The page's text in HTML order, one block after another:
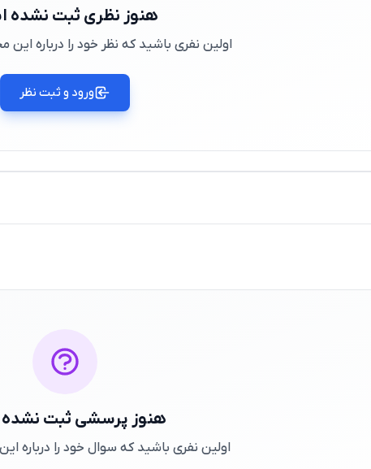
هنوز نظری ثبت نشده
اولین نفری باشید که نظر خود را درباره
ورود و ثبت نظر
هنوز پرسشی ثبت
اولین نفری باشید که سوال خود را درباره